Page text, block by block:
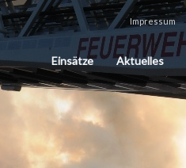
Impressum
Einsätze Aktuelles